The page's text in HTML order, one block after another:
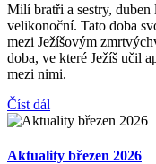
Milí bratři a sestry, duben
velikonoční. Tato doba
mezi Ježíšovým
doba, ve které Ježíš učil
mezi nimi.
Číst dál
Aktuality březen 2026